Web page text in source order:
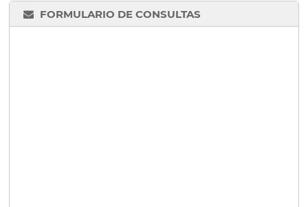
FORMULARIO DE CONSULTAS